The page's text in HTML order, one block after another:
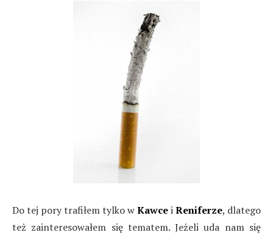
Do tej pory trafiłem tylko wKawceiReniferze, dlatego
też zainteresowałem się tematem. Jeżeli uda nam się